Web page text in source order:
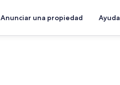
Anunciar una propiedad Ayuda